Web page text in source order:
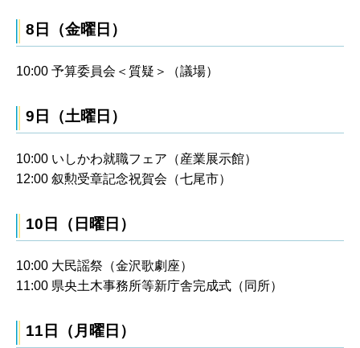
8日（金曜日）
10:00 予算委員会＜質疑＞（議場）
9日（土曜日）
10:00 いしかわ就職フェア（産業展示館）
12:00 叙勲受章記念祝賀会（七尾市）
10日（日曜日）
10:00 大民謡祭（金沢歌劇座）
11:00 県央土木事務所等新庁舎完成式（同所）
11日（月曜日）